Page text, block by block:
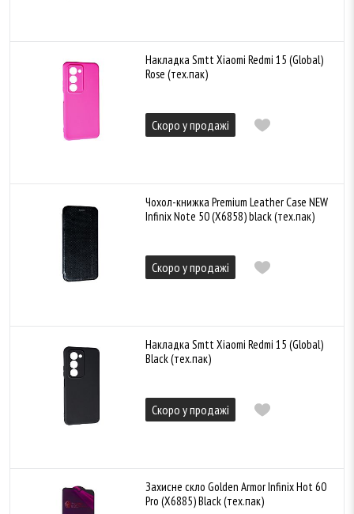
Накладка Smtt Xiaomi Redmi 15 (Global)
Rose (тех.пак)
Скоро у продажі
Чохол-книжка Premium Leather Case NEW
Infinix Note 50 (X6858) black (тех.пак)
Скоро у продажі
Накладка Smtt Xiaomi Redmi 15 (Global)
Black (тех.пак)
Скоро у продажі
Захисне скло Golden Armor Infinix Hot 60
Pro (X6885) Black (тех.пак)